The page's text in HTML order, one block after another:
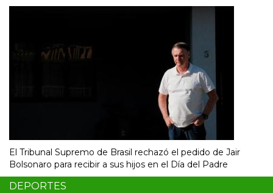
El Tribunal Supremo de Brasil rechazó el pedido de Jair
Bolsonaro para recibir a sus hijos en el Día del Padre
DEPORTES